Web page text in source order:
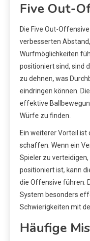
Five Out-
Die Five Out-
verbesserten
Wurfmöglichkeiten
positioniert sind, sind
zu dehnen, was
eindringen können.
effektive
Würfe zu finden.
Ein weiterer Vorteil ist
schaffen. Wenn ein
Spieler zu
positioniert ist, kann
die Offensive führen.
System besonders
Schwierigkeiten mit
Häufige